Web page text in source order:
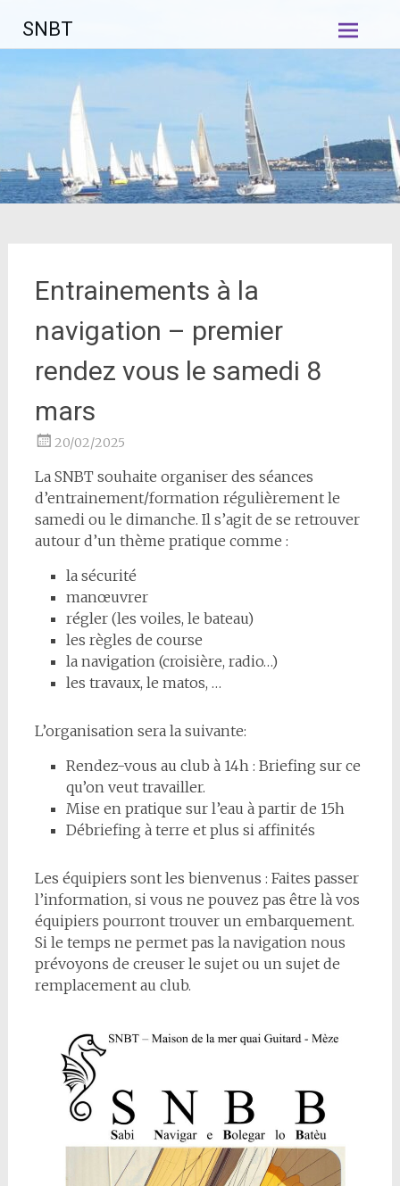
contenu
SNBT
Entrainements à la
navigation – premier
rendez vous le samedi 8
mars
20/02/2025
La SNBT souhaite organiser des séances
d’entrainement/formation régulièrement le
samedi ou le dimanche. Il s’agit de se retrouver
autour d’un thème pratique comme :
la sécurité
manœuvrer
régler (les voiles, le bateau)
les règles de course
la navigation (croisière, radio…)
les travaux, le matos, …
L’organisation sera la suivante:
Rendez-vous au club à 14h : Briefing sur ce
qu’on veut travailler.
Mise en pratique sur l’eau à partir de 15h
Débriefing à terre et plus si affinités
Les équipiers sont les bienvenus : Faites passer
l’information, si vous ne pouvez pas être là vos
équipiers pourront trouver un embarquement.
Si le temps ne permet pas la navigation nous
prévoyons de creuser le sujet ou un sujet de
remplacement au club.